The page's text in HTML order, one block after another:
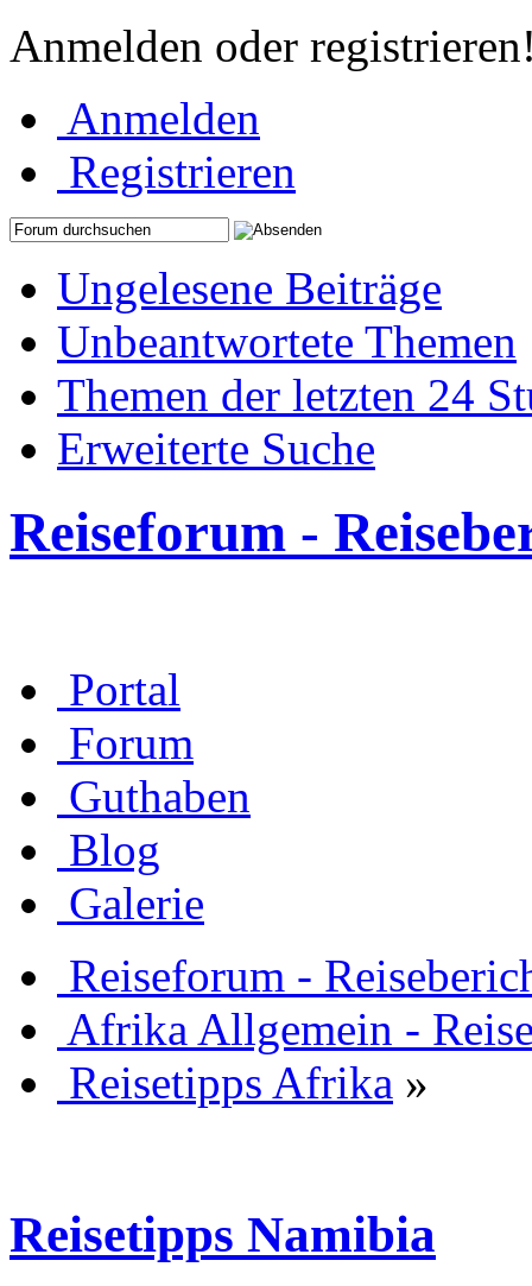
Anmelden oder
Anmelden
Registrieren
Ungelesene Beiträge
Unbeantwortete Themen
Themen der letzten 24
Erweiterte Suche
Reiseforum -
Portal
Forum
Guthaben
Blog
Galerie
Reiseforum -
Afrika Allgemein -
Reisetipps Afrika »
Reisetipps Namibia